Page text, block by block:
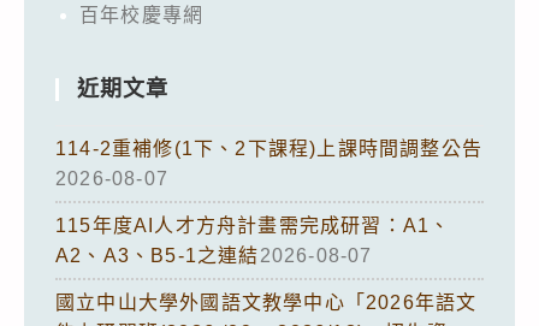
百年校慶專網
近期文章
114-2重補修(1下、2下課程)上課時間調整公告
2026-08-07
115年度AI人才方舟計畫需完成研習：A1、
A2、A3、B5-1之連結2026-08-07
國立中山大學外國語文教學中心「2026年語文